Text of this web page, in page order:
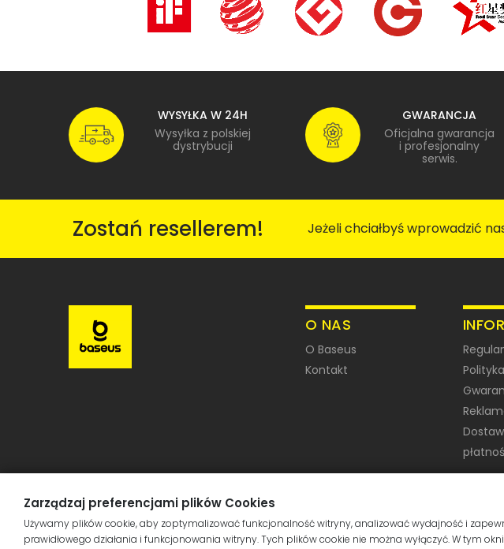
WYSYŁKA W 24H
Wysyłka z polskiej
dystrybucji
GWARANCJA
Oficjalna gwarancja
i profesjonalny
serwis.
Zostań resellerem! Jeżeli chciałbyś wprowadzić
O NAS
O Baseus
Kontakt
Zarządzaj preferencjami plików Cookies
Używamy plików cookie, aby zoptymalizować funkcjonalność witryny, analizować wydajność i
prawidłowego działania i funkcjonowania witryny. Tych plików cookie nie można wyłączyć. W tym